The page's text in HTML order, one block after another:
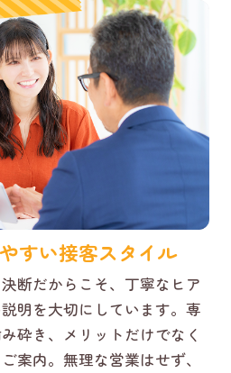
すい接客スタイル
断だからこそ、丁寧なヒア
明を大切にしています。専
砕き、メリットだけでなく
案内。無理な営業はせず、